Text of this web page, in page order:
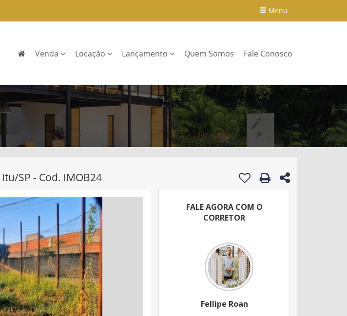
Menu
Venda Locação Lançamento Quem Somos Fale Conosco
SP - Cod. IMOB24
FALE AGORA COM O
CORRETOR
Fellipe Roan